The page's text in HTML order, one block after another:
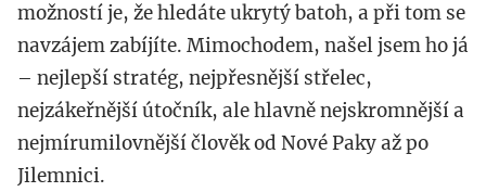
možností je, že hledáte ukrytý batoh, a při tom se
navzájem zabíjíte. Mimochodem, našel jsem ho já
– nejlepší stratég, nejpřesnější střelec,
nejzákeřnější útočník, ale hlavně nejskromnější a
nejmírumilovnější člověk od Nové Paky až po
Jilemnici.